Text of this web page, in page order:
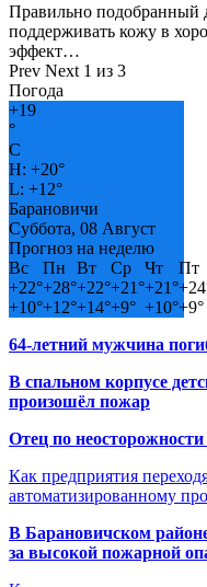
Правильно подобранный
поддерживать кожу в
эффект…
Prev Next 1 из 3
Погода
+19
°
C
H: +20°
L: +12°
Барановичи
Суббота, 08 Август
Прогноз на неделю
Вс
Пн Вт Ср Чт
Пт
+22°+28°+22°+21°+21°+
+10°+12°+14°+9° +10°+9°
64-летний мужчина
В спальном корпусе
произошёл пожар
Отец по
Как предприятия
автоматизированному
В Барановичском
за высокой пожарной